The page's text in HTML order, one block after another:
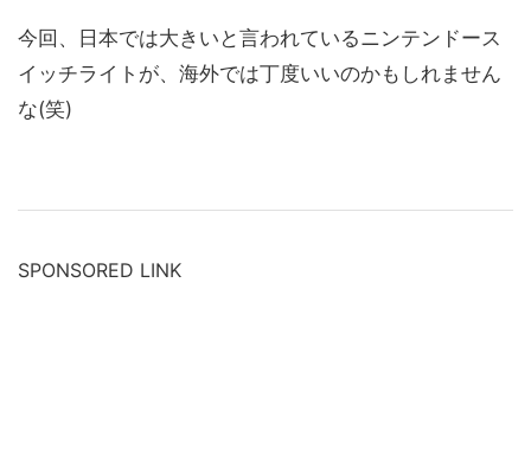
今回、日本では大きいと言われているニンテンドース
イッチライトが、海外では丁度いいのかもしれません
な(笑)
SPONSORED LINK